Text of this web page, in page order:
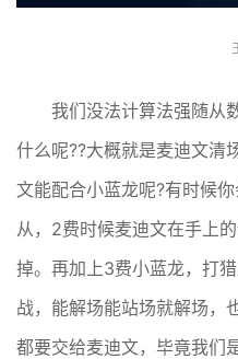
我们没法计算法强随从
什么呢??大概就是麦迪文清
文能配合小蓝龙呢?有时候
从，2费时候麦迪文在手上
掉。再加上3费小蓝龙，打
战，能解场能站场就解场，
都要交给麦迪文，毕竟我们